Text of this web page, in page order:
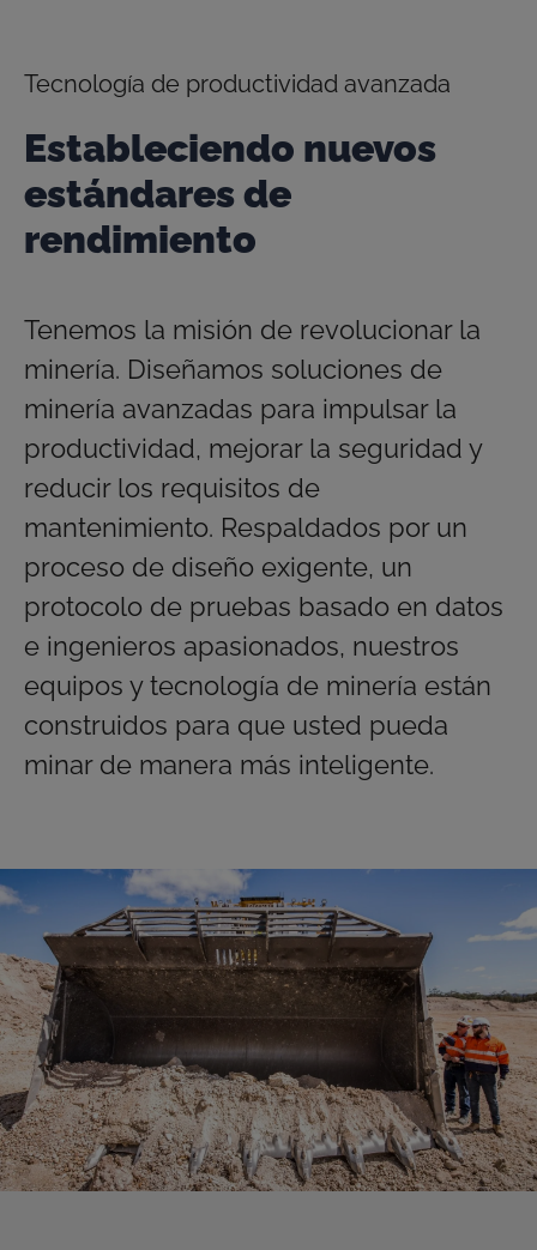
Tecnología de productividad avanzada
Estableciendo nuevos
estándares de
rendimiento
Tenemos la misión de revolucionar la
minería. Diseñamos soluciones de
minería avanzadas para impulsar la
productividad, mejorar la seguridad y
reducir los requisitos de
mantenimiento. Respaldados por un
proceso de diseño exigente, un
protocolo de pruebas basado en datos
e ingenieros apasionados, nuestros
equipos y tecnología de minería están
construidos para que usted pueda
minar de manera más inteligente.